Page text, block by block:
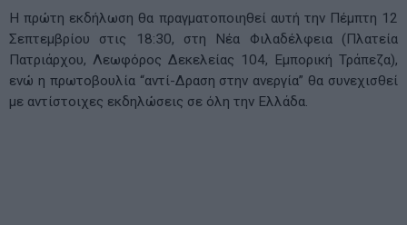
Η πρώτη εκδήλωση θα πραγματοποιηθεί αυτή την Πέμπτη 12
Σεπτεμβρίου στις 18:30, στη Νέα Φιλαδέλφεια (Πλατεία
Πατριάρχου, Λεωφόρος Δεκελείας 104, Εμπορική Τράπεζα),
ενώ η πρωτοβουλία “αντί-Δραση στην ανεργία” θα συνεχισθεί
με αντίστοιχες εκδηλώσεις σε όλη την Ελλάδα.